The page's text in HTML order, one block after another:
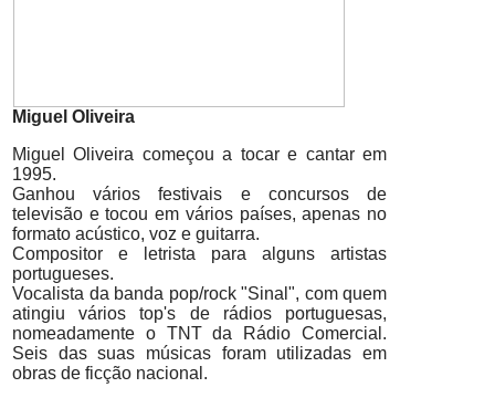
Miguel Oliveira
Miguel Oliveira começou a tocar e cantar em
1995.
Ganhou vários festivais e concursos de
televisão e tocou em vários países, apenas no
formato acústico, voz e guitarra.
Compositor e letrista para alguns artistas
portugueses.
Vocalista da banda pop/rock "Sinal", com quem
atingiu vários top's de rádios portuguesas,
nomeadamente o TNT da Rádio Comercial.
Seis das suas músicas foram utilizadas em
obras de ficção nacional.